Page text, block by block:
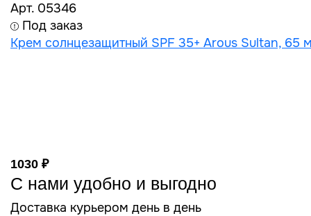
Арт. 05346
Под заказ
Крем солнцезащитный SPF 35+ Arous Sultan, 65
1030 ₽
С нами удобно и выгодно
Доставка курьером день в день